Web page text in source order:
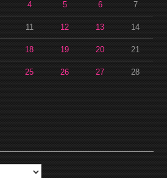
4 5 6 7
11 12 13 14
18 19 20 21
25 26 27 28